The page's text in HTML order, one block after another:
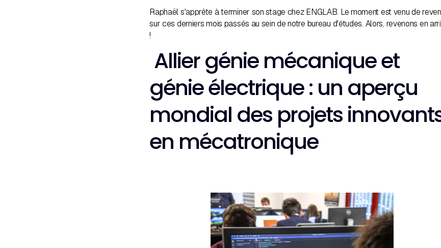
Raphaël s'apprête à terminer son stage chez ENGLAB. Le moment est venu de
sur ces derniers mois passés au sein de notre bureau d'études. Alors, revenons en
!
Allier génie mécanique et
génie électrique : un aperçu
mondial des projets
en mécatronique